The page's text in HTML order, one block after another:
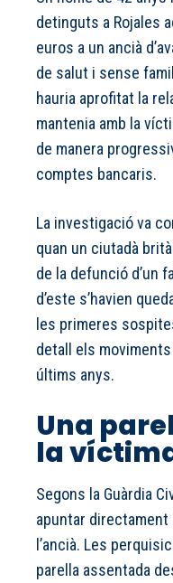
detinguts a Rojales
euros a un ancià
de salut i sense
hauria aprofitat la
mantenia amb la
de manera
comptes bancaris.
La investigació va
quan un ciutadà
de la defunció d’un
d’este s’havien
les primeres
detall els
últims anys.
Una
la
Segons la Guàrdia
apuntar directament
l’ancià. Les
parella assentada